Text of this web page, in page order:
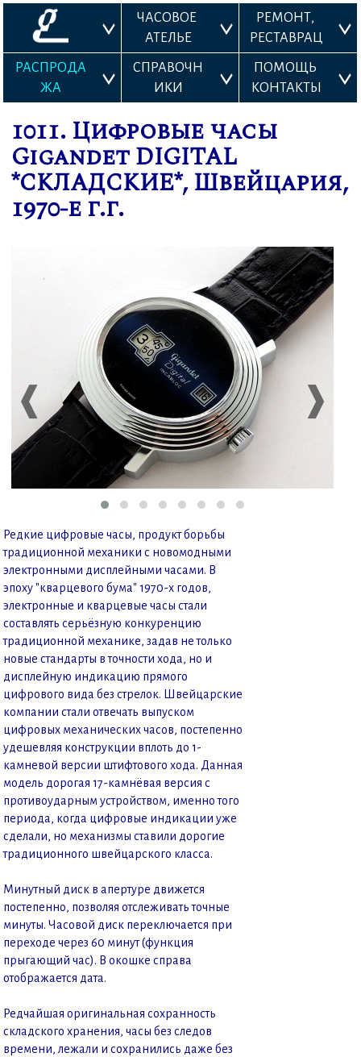
ЧАСОВОЕ
АТЕЛЬЕ
РЕМОНТ,
РЕСТАВРАЦ
РАСПРОДА
ЖА
СПРАВОЧН
ИКИ
ПОМОЩЬ
КОНТАКТЫ
1011. Цифровые часы
Gigandet DIGITAL
*СКЛАДСКИЕ*, Швейцария,
1970-е г.г.
❰ ❱
Редкие цифровые часы, продукт борьбы
традиционной механики с новомодными
электронными дисплейными часами. В
эпоху "кварцевого бума" 1970-х годов,
электронные и кварцевые часы стали
составлять серьёзную конкуренцию
традиционной механике, задав не только
новые стандарты в точности хода, но и
дисплейную индикацию прямого
цифрового вида без стрелок. Швейцарские
компании стали отвечать выпуском
цифровых механических часов, постепенно
удешевляя конструкции вплоть до 1-
камневой версии штифтового хода. Данная
модель дорогая 17-камнёвая версия с
противоударным устройством, именно того
периода, когда цифровые индикации уже
сделали, но механизмы ставили дорогие
традиционного швейцарского класса.
Минутный диск в апертуре движется
постепенно, позволяя отслеживать точные
минуты. Часовой диск переключается при
переходе через 60 минут (функция
прыгающий час). В окошке справа
отображается дата.
Редчайшая оригинальная сохранность
складского хранения, часы без следов
времени, лежали и сохранились даже без